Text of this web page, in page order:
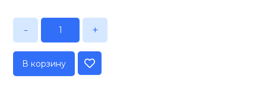
- +
В корзину